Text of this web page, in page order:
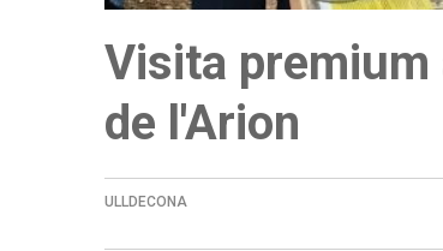
Visita premium
de l'Arion
ULLDECONA